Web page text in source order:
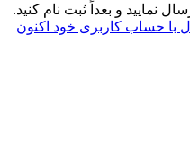
نمایید و بعداً ثبت نام کنید.
با حساب کاربری خود اکنون